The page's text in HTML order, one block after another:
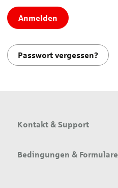
Anmelden
Passwort vergessen?
Kontakt & Support
Bedingungen & Formulare